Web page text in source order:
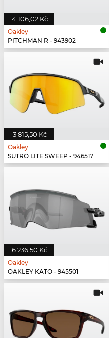
4 106,02 Kč
Oakley
PITCHMAN R - 943902
3 815,50 Kč
Oakley
SUTRO LITE SWEEP - 946517
6 236,50 Kč
Oakley
OAKLEY KATO - 945501